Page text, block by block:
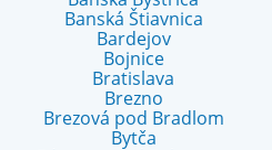
Banská Štiavnica
Bardejov
Bojnice
Bratislava
Brezno
Brezová pod Bradlom
Bytča